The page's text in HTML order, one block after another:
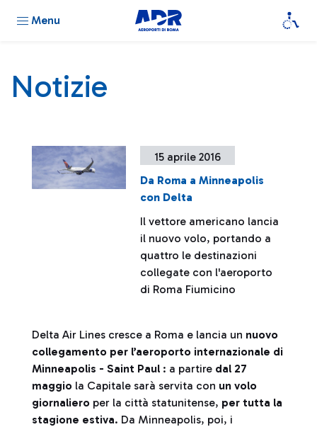
Menu
Notizie
15 aprile 2016
Da Roma a Minneapolis
con Delta
Il vettore americano lancia
il nuovo volo, portando a
quattro le destinazioni
collegate con l'aeroporto
di Roma Fiumicino
Delta Air Lines cresce a Roma e lancia un nuovo
collegamento per l’aeroporto internazionale di
Minneapolis - Saint Paul : a partire dal 27
maggio la Capitale sarà servita con un volo
giornaliero per la città statunitense, per tutta la
stagione estiva. Da Minneapolis, poi, i